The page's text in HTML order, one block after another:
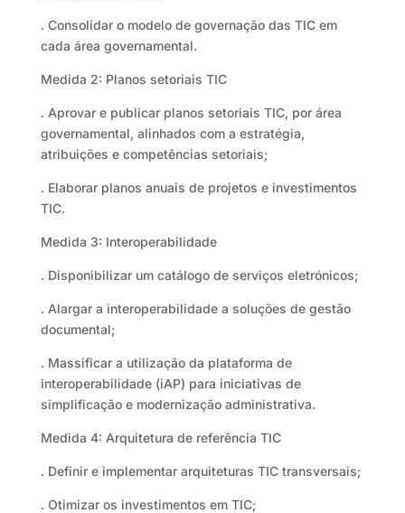
. Consolidar o modelo de governação das TIC em
cada área governamental.
Medida 2: Planos setoriais TIC
. Aprovar e publicar planos setoriais TIC, por área
governamental, alinhados com a estratégia,
atribuições e competências setoriais;
. Elaborar planos anuais de projetos e investimentos
TIC.
Medida 3: Interoperabilidade
. Disponibilizar um catálogo de serviços eletrónicos;
. Alargar a interoperabilidade a soluções de gestão
documental;
. Massificar a utilização da plataforma de
interoperabilidade (iAP) para iniciativas de
simplificação e modernização administrativa.
Medida 4: Arquitetura de referência TIC
. Definir e implementar arquiteturas TIC transversais;
. Otimizar os investimentos em TIC;